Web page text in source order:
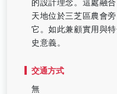
的設計理念。這處融
天地位於三芝區農會
它。如此兼顧實用與
史意義。
交通方式
無